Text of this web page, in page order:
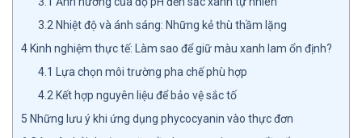
3.2 Nhiệt độ và ánh sáng: Những kẻ thù thầm lặng
4 Kinh nghiệm thực tế: Làm sao để giữ màu xanh lam ổn định?
4.1
Lựa chọn môi trường pha chế phù hợp
4.2 Kết hợp nguyên liệu để bảo vệ sắc tố
5 Những lưu ý khi ứng dụng phycocyanin vào thực đơn